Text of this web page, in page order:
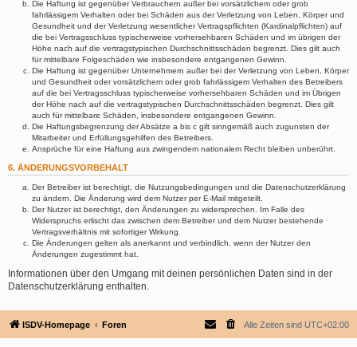
Die Haftung ist gegenüber Verbrauchern außer bei vorsätzlichem oder grob
fahrlässigem Verhalten oder bei Schäden aus der Verletzung von Leben, Körper und
Gesundheit und der Verletzung wesentlicher Vertragspflichten (Kardinalpflichten) auf
die bei Vertragsschluss typischerweise vorhersehbaren Schäden und im übrigen der
Höhe nach auf die vertragstypischen Durchschnittsschäden begrenzt. Dies gilt auch
für mittelbare Folgeschäden wie insbesondere entgangenen Gewinn.
Die Haftung ist gegenüber Unternehmern außer bei der Verletzung von Leben, Körper
und Gesundheit oder vorsätzlichem oder grob fahrlässigem Verhalten des Betreibers
auf die bei Vertragsschluss typischerweise vorhersehbaren Schäden und im Übrigen
der Höhe nach auf die vertragstypischen Durchschnittsschäden begrenzt. Dies gilt
auch für mittelbare Schäden, insbesondere entgangenen Gewinn.
Die Haftungsbegrenzung der Absätze a bis c gilt sinngemäß auch zugunsten der
Mitarbeiter und Erfüllungsgehilfen des Betreibers.
Ansprüche für eine Haftung aus zwingendem nationalem Recht bleiben unberührt.
6. ÄNDERUNGSVORBEHALT
Der Betreiber ist berechtigt, die Nutzungsbedingungen und die Datenschutzerklärung
zu ändern. Die Änderung wird dem Nutzer per E-Mail mitgeteilt.
Der Nutzer ist berechtigt, den Änderungen zu widersprechen. Im Falle des
Widerspruchs erlischt das zwischen dem Betreiber und dem Nutzer bestehende
Vertragsverhältnis mit sofortiger Wirkung.
Die Änderungen gelten als anerkannt und verbindlich, wenn der Nutzer den
Änderungen zugestimmt hat.
Informationen über den Umgang mit deinen persönlichen Daten sind in der
Datenschutzerklärung enthalten.
ISDV-Homepage Foren Alle Zeiten sind UTC+02:00